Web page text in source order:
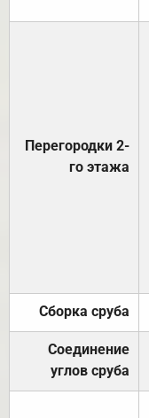
Перегородки 2-
го этажа
Сборка сруба
Соединение
углов сруба